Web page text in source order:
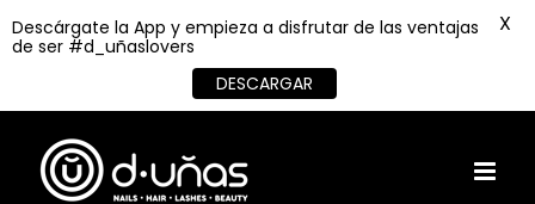
content
Descárgate la App y empieza a disfrutar de las ventajas
de ser #d_uñaslovers
DESCARGAR
X